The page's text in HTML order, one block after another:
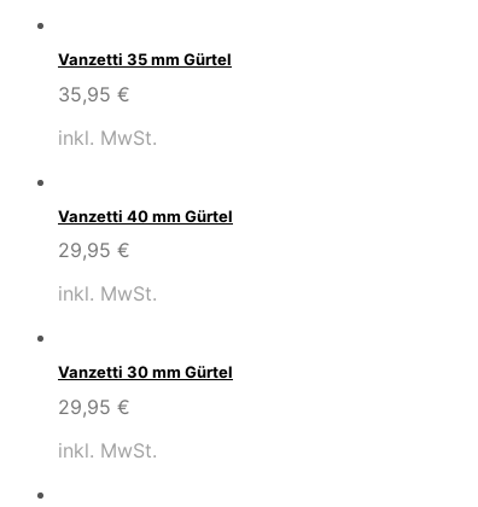
Vanzetti 35 mm Gürtel
35,95 €
inkl. MwSt.
Vanzetti 40 mm Gürtel
29,95 €
inkl. MwSt.
Vanzetti 30 mm Gürtel
29,95 €
inkl. MwSt.